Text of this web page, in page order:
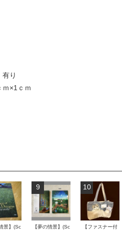
り
×1ｃｍ
景】(Sc
9
【夢の情景】(Sc
10
【ファスナー付